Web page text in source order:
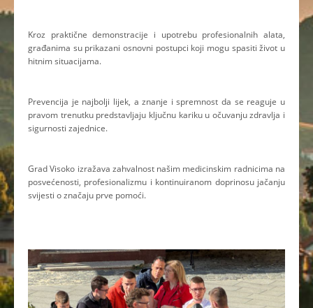
Kroz praktične demonstracije i upotrebu profesionalnih alata,
građanima su prikazani osnovni postupci koji mogu spasiti život u
hitnim situacijama.
Prevencija je najbolji lijek, a znanje i spremnost da se reaguje u
pravom trenutku predstavljaju ključnu kariku u očuvanju zdravlja i
sigurnosti zajednice.
Grad Visoko izražava zahvalnost našim medicinskim radnicima na
posvećenosti, profesionalizmu i kontinuiranom doprinosu jačanju
svijesti o značaju prve pomoći.